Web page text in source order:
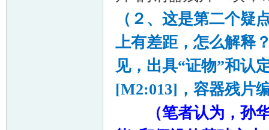
（２、这是第二个疑
上有差距，怎么解释
见，出具“证物”和认
[M2:013] ，容器残片
（笔者认为，孙